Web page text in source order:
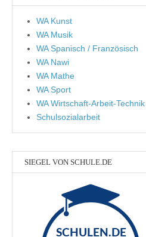
WA Kunst
WA Musik
WA Spanisch / Französisch
WA Nawi
WA Mathe
WA Sport
WA Wirtschaft-Arbeit-Technik
Schulsozialarbeit
SIEGEL VON SCHULE.DE